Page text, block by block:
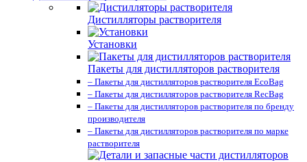
Дистилляторы растворителя
Установки
Пакеты для дистилляторов растворителя
– Пакеты для дистилляторов растворителя EcoBag
– Пакеты для дистилляторов растворителя RecBag
– Пакеты для дистилляторов растворителя по бренду
производителя
– Пакеты для дистилляторов растворителя по марке
растворителя